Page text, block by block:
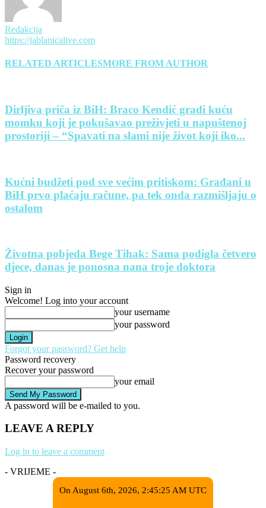
Redakcija
https://jablanicalive.com
RELATED ARTICLESMORE FROM AUTHOR
Dirljiva priča iz BiH: Braco Kendić gradi kuću
momku koji je pokušavao preživjeti u napuštenoj
prostoriji – “Spavati na slami nije život koji iko...
Kućni budžeti pod sve većim pritiskom: Građani u
BiH prvo plaćaju račune, pa tek onda razmišljaju o
ostalom
Životna pobjeda Bege Tihak: Sama podigla četvero
djece, danas je ponosna nana troje doktora
Sign in
Welcome! Log into your account
your username
your password
Forgot your password? Get help
Password recovery
Recover your password
your email
A password will be e-mailed to you.
LEAVE A REPLY
Log in to leave a comment
- VRIJEME -
On August 6th, 2026, 2:45:25 AM UTC